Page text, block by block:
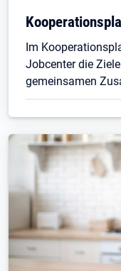
Im
Jobcenter die
gemeinsamen